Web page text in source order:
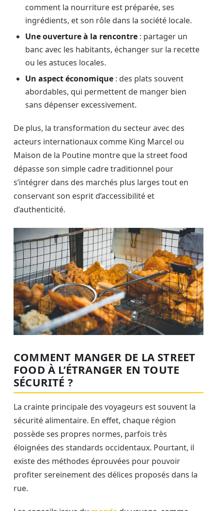
comment la nourriture est préparée, ses
ingrédients, et son rôle dans la société locale.
Une ouverture à la rencontre : partager un
banc avec les habitants, échanger sur la recette
ou les astuces locales.
Un aspect économique : des plats souvent
abordables, qui permettent de manger bien
sans dépenser excessivement.
De plus, la transformation du secteur avec des
acteurs internationaux comme King Marcel ou
Maison de la Poutine montre que la street food
dépasse son simple cadre traditionnel pour
s’intégrer dans des marchés plus larges tout en
conservant son esprit d’accessibilité et
d’authenticité.
COMMENT MANGER DE LA STREET
FOOD À L’ÉTRANGER EN TOUTE
SÉCURITÉ ?
La crainte principale des voyageurs est souvent la
sécurité alimentaire. En effet, chaque région
possède ses propres normes, parfois très
éloignées des standards occidentaux. Pourtant, il
existe des méthodes éprouvées pour pouvoir
profiter sereinement des délices proposés dans la
rue.